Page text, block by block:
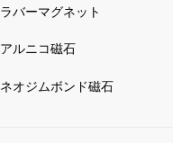
ラバーマグネット
アルニコ磁石
ネオジムボンド磁石